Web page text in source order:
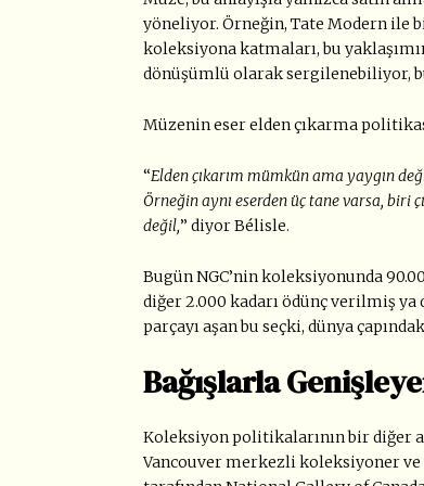
yöneliyor. Örneğin, Tate Modern ile
koleksiyona katmaları, bu
dönüşümlü olarak sergilenebiliyor,
Müzenin eser elden çıkarma
“Elden çıkarım mümkün ama yaygın
Örneğin aynı eserden üç tane varsa, biri
değil,” diyor Bélisle.
Bugün NGC’nin koleksiyonunda
diğer 2.000 kadarı ödünç verilmiş ya
parçayı aşan bu seçki, dünya
Bağışlarla
Koleksiyon politikalarının bir diğer
Vancouver merkezli koleksiyoner ve